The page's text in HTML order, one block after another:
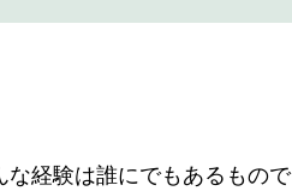
経験は誰にでもあるもので